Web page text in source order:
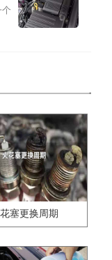
塞更换周期